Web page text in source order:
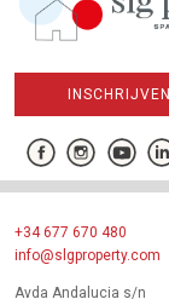
+34 677 670 480
info@slgproperty.com
Avda Andalucia s/n